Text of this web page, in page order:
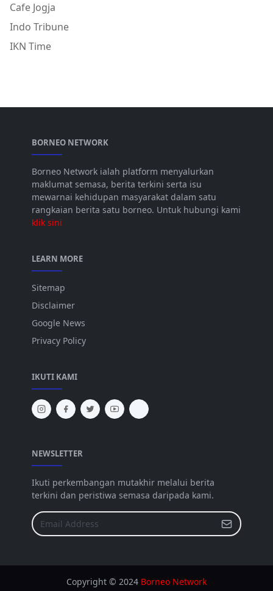
Cafe Jogja
Indo Tribune
IKN Time
BORNEO NETWORK
Borneo Network ialah platform menyalurkan
maklumat semasa, berita terkini serta isu
mewarnai kehidupan masyarakat dalam satu
rangkaian berita satu borneo. Untuk hubungi kami
klik sini
LEARN MORE
Sitemap
Disclaimer
Google News
Privacy Policy
IKUTI KAMI
NEWSLETTER
Ikuti perkembangan mutakhir melalui berita
terkini dan peristiwa semasa daripada kami.
Copyright © 2024 Borneo Network